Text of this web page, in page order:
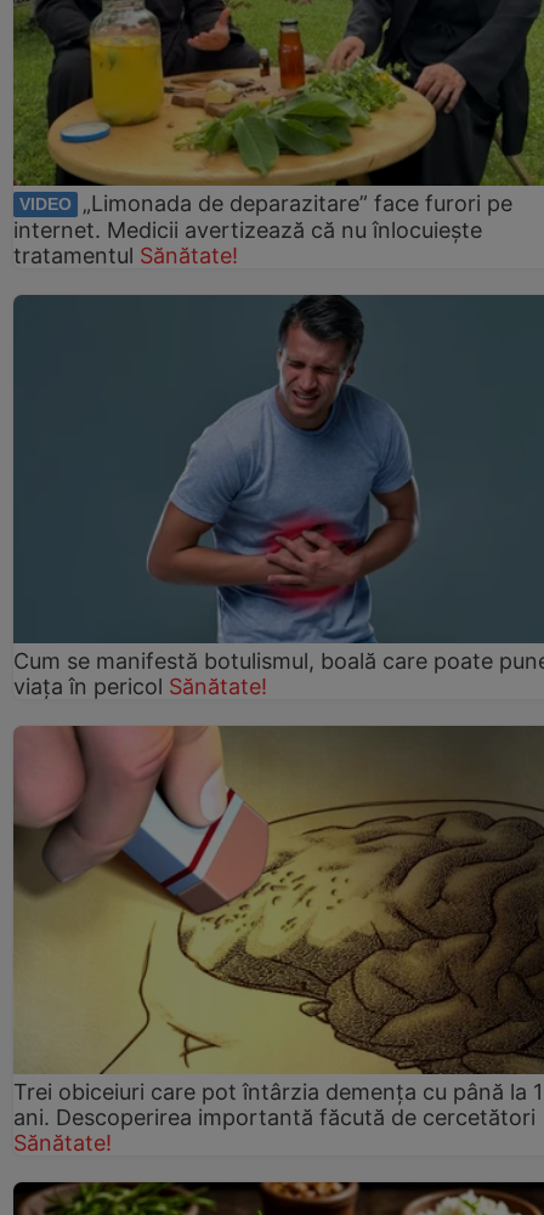
VIDEO
„Limonada de deparazitare” face furori pe
internet. Medicii avertizează că nu înlocuiește
tratamentul Sănătate!
Cum se manifestă botulismul, boală care poate
viaţa în pericol Sănătate!
Trei obiceiuri care pot întârzia demența cu până la
ani. Descoperirea importantă făcută de cercetători
Sănătate!